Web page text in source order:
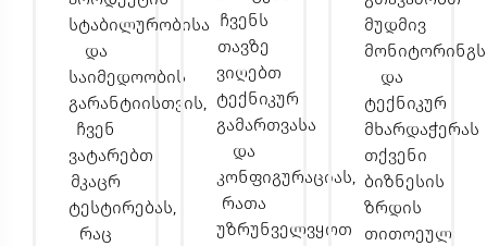
სტაბილურობისა
და
საიმედოობის
გარანტიისთვის,
ჩვენ
ვატარებთ
მკაცრ
ტესტირებას,
რაც
ჩვენს
თავზე
ვიღებთ
ტექნიკურ
გამართვასა
და
კონფიგურაციას,
რათა
უზრუნველვყოთ
მუდმივ
და
ტექნიკურ
მხარდაჭერას
თქვენი
ბიზნესის
ზრდის
თითოეულ